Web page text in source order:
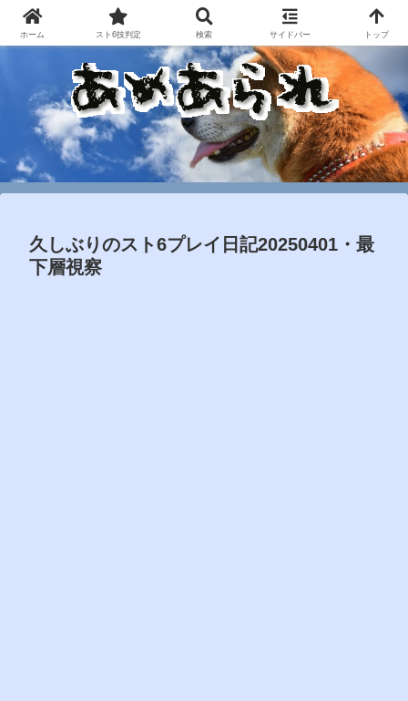
久しぶりのスト6プレイ日記20250401・最
下層視察
ホーム スト6技判定 検索 サイドバー トップ